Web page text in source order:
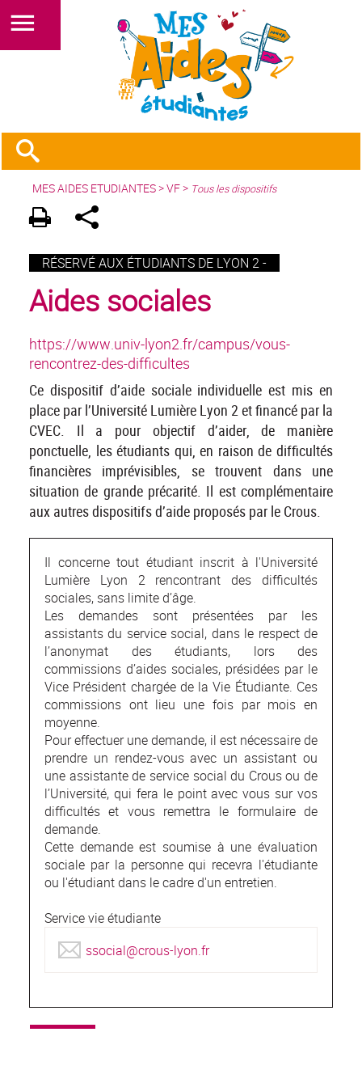
MES AIDES ETUDIANTES>VF> Tous les dispositifs
RÉSERVÉ AUX ÉTUDIANTS DE LYON 2 -
Aides sociales
https://www.univ-lyon2.fr/campus/vous-
rencontrez-des-difficultes
Ce dispositif d’aide sociale individuelle est mis en
place par l’Université Lumière Lyon 2 et financé par la
CVEC. Il a pour objectif d’aider, de manière
ponctuelle, les étudiants qui, en raison de difficultés
financières imprévisibles, se trouvent dans une
situation de grande précarité. Il est complémentaire
aux autres dispositifs d’aide proposés par le Crous.
Il concerne tout étudiant inscrit à l'Université
Lumière Lyon 2 rencontrant des difficultés
sociales, sans limite d’âge.
Les demandes sont présentées par les
assistants du service social, dans le respect de
l’anonymat des étudiants, lors des
commissions d’aides sociales, présidées par le
Vice Président chargée de la Vie Étudiante. Ces
commissions ont lieu une fois par mois en
moyenne.
Pour effectuer une demande, il est nécessaire de
prendre un rendez-vous avec un assistant ou
une assistante de service social du Crous ou de
l’Université, qui fera le point avec vous sur vos
difficultés et vous remettra le formulaire de
demande.
Cette demande est soumise à une évaluation
sociale par la personne qui recevra l'étudiante
ou l'étudiant dans le cadre d'un entretien.
Service vie étudiante
ssocial@crous-lyon.fr